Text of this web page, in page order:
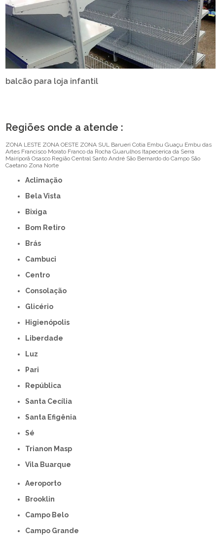
balcão para loja infantil
Regiões onde a atende :
ZONA LESTE ZONA OESTE ZONA SUL Barueri Cotia Embu Guaçu Embu das
Artes Francisco Morato Franco da Rocha Guarulhos Itapecerica da Serra
Mairiporã Osasco Região Central Santo André São Bernardo do Campo São
Caetano Zona Norte
Aclimação
Bela Vista
Bixiga
Bom Retiro
Brás
Cambuci
Centro
Consolação
Glicério
Higienópolis
Liberdade
Luz
Pari
República
Santa Cecília
Santa Efigênia
Sé
Trianon Masp
Vila Buarque
Aeroporto
Brooklin
Campo Belo
Campo Grande